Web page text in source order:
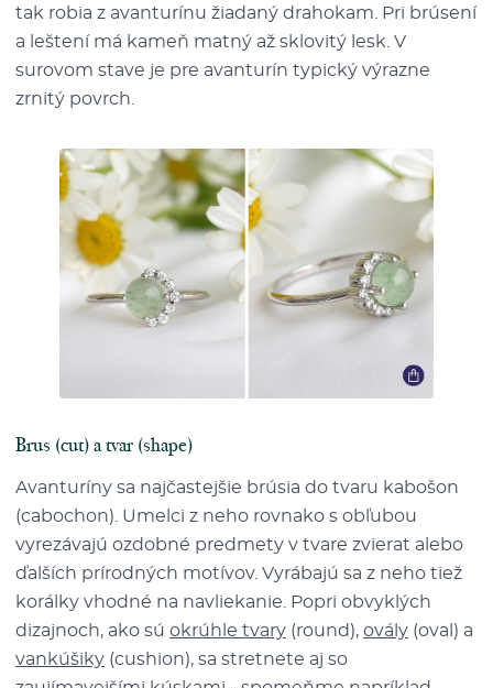
tak robia z avanturínu žiadaný drahokam. Pri brúsení
a leštení má kameň matný až sklovitý lesk. V
surovom stave je pre avanturín typický výrazne
zrnitý povrch.
Brus (cut) a tvar (shape)
Avanturíny sa najčastejšie brúsia do tvaru kabošon
(cabochon). Umelci z neho rovnako s obľubou
vyrezávajú ozdobné predmety v tvare zvierat alebo
ďalších prírodných motívov. Vyrábajú sa z neho tiež
korálky vhodné na navliekanie. Popri obvyklých
dizajnoch, ako sú okrúhle tvary (round), ovály (oval) a
vankúšiky (cushion), sa stretnete aj so